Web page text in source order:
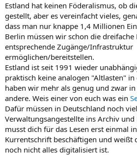
Estland hat keinen Föderalismus, ob
gestellt, aber es vereinfacht vieles,
dass man nur knappe 1,4 Millionen
Berlin müssen wir schon die
entsprechende Zugänge/Infrastruktur
ermöglichen/bereitstellen.
Estland ist seit 1991 wieder
praktisch keine analogen "Altlasten"
haben wir mehr als genug und zwar
andere. Weis einer von euch was ein
Dafür müssen in Deutschland noch
Verwaltungsangestellte ins Archiv
musst dich für das Lesen erst einmal
Kurrentschrift beschäftigen und weißt
noch nicht alles digitalisiert ist.